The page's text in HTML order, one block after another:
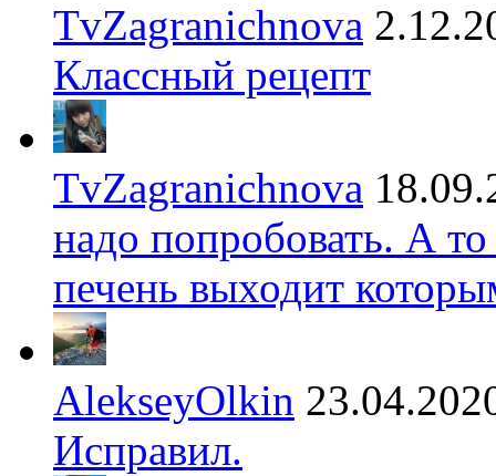
TvZagranichnova
Классный рецепт
TvZagranichnova
надо попробовать. А
печень выходит
AlekseyOlkin
Исправил.